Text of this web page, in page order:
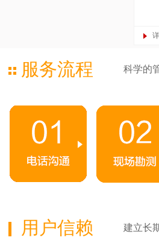
服务流程 科学的
用户信赖 建立长